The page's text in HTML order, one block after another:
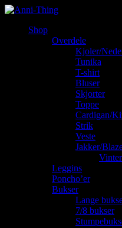
Shop
Overdele
Kjoler/
Tunika
T-shirt
Bluser
Skjorter
Toppe
Cardigan/
Strik
Veste
Jakker/
Leggins
Poncho’er
Bukser
Lange
7/8 bukser